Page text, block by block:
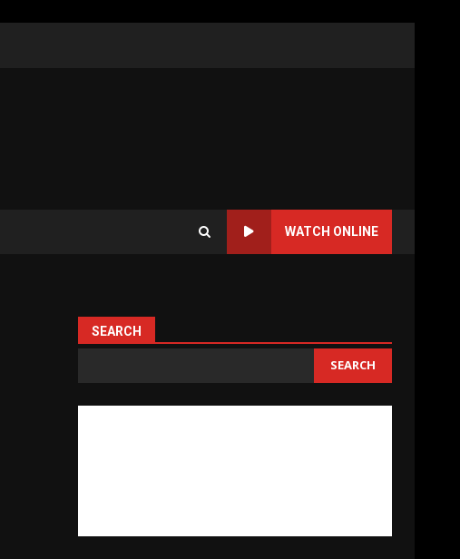
WATCH ONLINE
SEARCH
SEARCH